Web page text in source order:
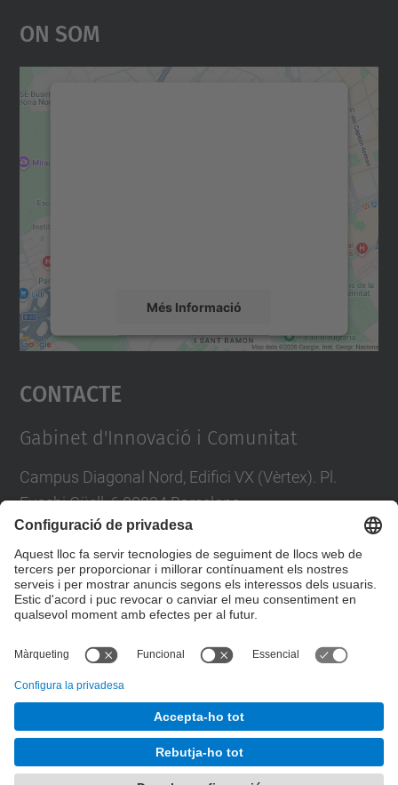
On Som
Més Informació
Accepta
powered by
Contacte
Gabinet d'Innovació i Comunitat
Campus Diagonal Nord, Edifici VX (Vèrtex). Pl.
Eusebi Güell, 6 08034 Barcelona
Directori UPC
Formulari de contacte
Gabinet d'Innovació i Comunitat
Desenvolupat amb